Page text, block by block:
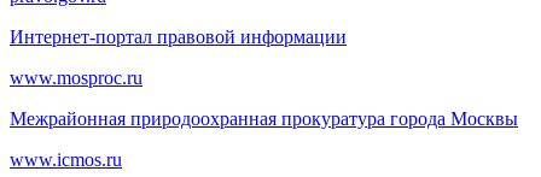
Интернет-портал правовой информации
www.mosproc.ru
Межрайонная природоохранная прокуратура города Москвы
www.icmos.ru